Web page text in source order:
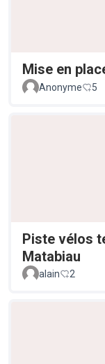
Mise en
Anonyme
5
Piste vélos
Matabiau
alain 2